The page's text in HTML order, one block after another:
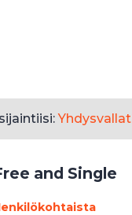
Yhdysvallat
and Single